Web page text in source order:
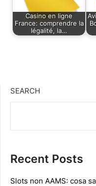
Casino en ligne
France: comprendre la
légalité, la…
SEARCH
Recent Posts
Slots non AAMS: cosa